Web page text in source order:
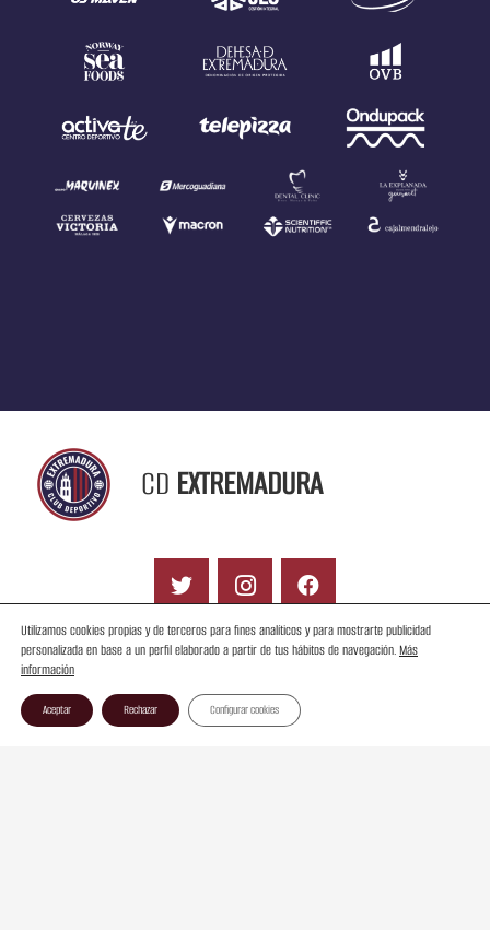
CD EXTREMADURA
Utilizamos cookies propias y de terceros para fines analíticos y para mostrarte publicidad
personalizada en base a un perfil elaborado a partir de tus hábitos de navegación.Más
información
Aceptar Rechazar Configurar cookies